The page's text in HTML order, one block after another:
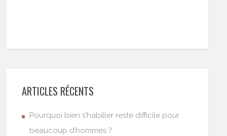
ARTICLES RÉCENTS
Pourquoi bien s’habiller reste difficile pour
beaucoup d’hommes ?